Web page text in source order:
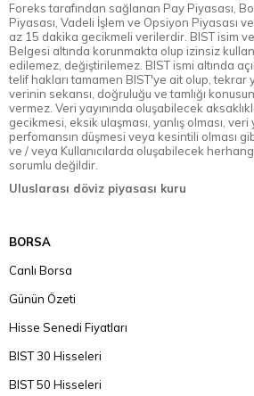
Foreks tarafından sağlanan Pay Piyasası,
Piyasası, Vadeli İşlem ve Opsiyon Piyasası
az 15 dakika gecikmeli verilerdir. BIST isim
Belgesi altında korunmakta olup izinsiz
edilemez, değiştirilemez. BIST ismi altında
telif hakları tamamen BIST'ye ait olup, tekrar
verinin sekansı, doğruluğu ve tamlığı
vermez. Veri yayınında oluşabilecek
gecikmesi, eksik ulaşması, yanlış olması,
perfomansın düşmesi veya kesintili olması
ve / veya Kullanıcılarda oluşabilecek
sorumlu değildir.
Uluslarası döviz piyasası kuru
BORSA
Canlı Borsa
Günün Özeti
Hisse Senedi Fiyatları
BIST 30 Hisseleri
BIST 50 Hisseleri